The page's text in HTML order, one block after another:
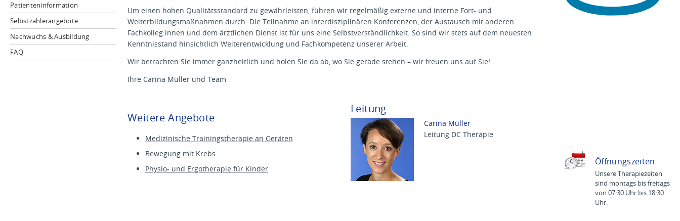
Patienteninformation
Selbstzahlerangebote
Nachwuchs & Ausbildung
FAQ
Um einen hohen Qualitätsstandard zu gewährleisten, führen wir regelmäßig externe und interne Fort- und
Weiterbildungsmaßnahmen durch. Die Teilnahme an interdisziplinären Konferenzen, der Austausch mit anderen
Fachkolleg:innen und dem ärztlichen Dienst ist für uns eine Selbstverständlichkeit. So sind wir stets auf dem neuesten
Kenntnisstand hinsichtlich Weiterentwicklung und Fachkompetenz unserer Arbeit.
Wir betrachten Sie immer ganzheitlich und holen Sie da ab, wo Sie gerade stehen – wir freuen uns auf Sie!
Ihre Carina Müller und Team
Weitere Angebote
Medizinische Trainingstherapie an Geräten
Bewegung mit Krebs
Physio- und Ergotherapie für Kinder
Leitung
Carina Müller
Leitung DC Therapie
Öffnungszeiten
Unsere Therapiezeiten
sind montags bis freitags
von 07:30 Uhr bis 18:30
Uhr.